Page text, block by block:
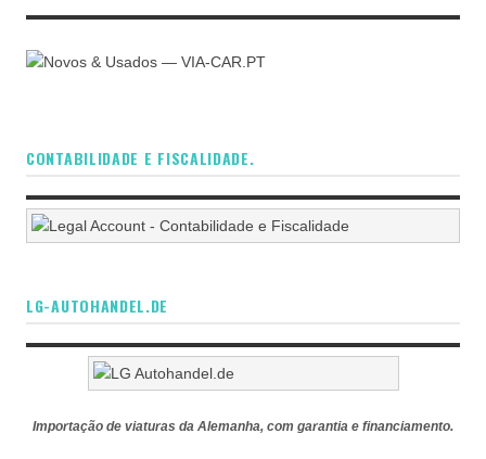
CONTABILIDADE E FISCALIDADE.
LG-AUTOHANDEL.DE
Importação de viaturas da Alemanha, com garantia e financiamento.